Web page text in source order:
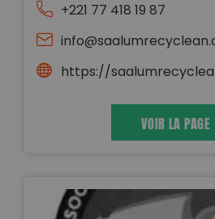
+221 77 418 19 87
https://
VOIR LA PAGE